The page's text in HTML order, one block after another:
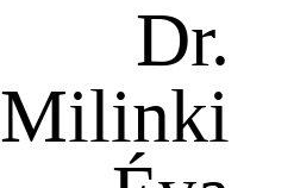
Dr.
Milinki